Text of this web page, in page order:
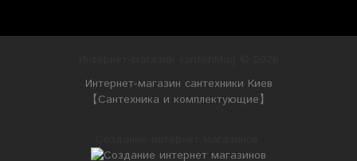
Интернет-магазин сантехники Киев
【Сантехника и комплектующие】